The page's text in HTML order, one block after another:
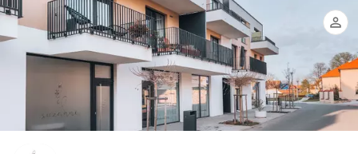
minut
a
šíje
50
minut
líčení
+
vlasový
styling
peeling
řasu
nové
1
ošetření
obličeje
Skalníková
Barešová
Peňová